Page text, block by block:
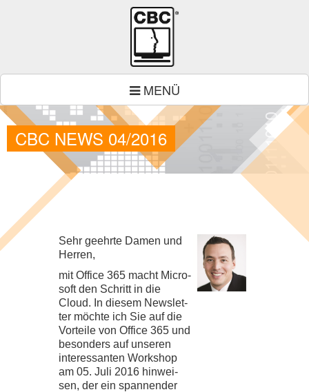
MENÜ
CBC NEWS 04/2016
Sehr geehrte Damen und
Her­ren,
mit Office 365 macht Micro­
soft den Schritt in die
Cloud. In die­sem News­let­
ter möchte ich Sie auf die
Vor­teile von Office 365 und
beson­ders auf unse­ren
inter­es­san­ten Work­shop
am 05. Juli 2016 hin­wei­
sen, der ein span­nen­der